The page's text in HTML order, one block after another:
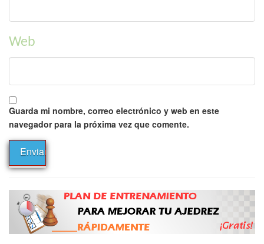
Web
Guarda mi nombre, correo electrónico y web en este
navegador para la próxima vez que comente.